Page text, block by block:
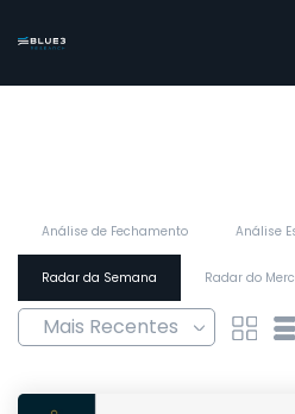
Análise de Fechamento Análise
Radar da Semana Radar do